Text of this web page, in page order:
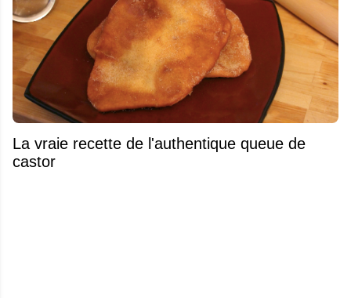
La vraie recette de l'authentique queue de
castor